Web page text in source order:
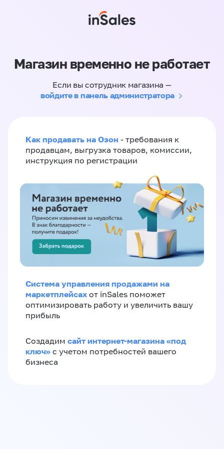
Магазин временно не работает
Если вы сотрудник магазина —
войдите в панель администратора
Как продавать на Озон - требования к
продавцам, выгрузка товаров, комиссии,
инструкция по регистрации
Система управления продажами на
маркетплейсах от inSales поможет
оптимизировать работу и увеличить вашу
прибыль
Создадим сайт интернет-магазина «под
ключ» с учетом потребностей вашего
бизнеса